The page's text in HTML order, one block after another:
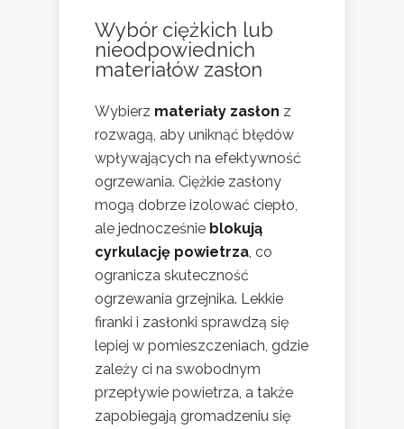
Wybór ciężkich lub
nieodpowiednich
materiałów zasłon
Wybierz materiały zasłon z
rozwagą, aby uniknąć błędów
wpływających na efektywność
ogrzewania. Ciężkie zasłony
mogą dobrze izolować ciepło,
ale jednocześnie blokują
cyrkulację powietrza, co
ogranicza skuteczność
ogrzewania grzejnika. Lekkie
firanki i zasłonki sprawdzą się
lepiej w pomieszczeniach, gdzie
zależy ci na swobodnym
przepływie powietrza, a także
zapobiegają gromadzeniu się